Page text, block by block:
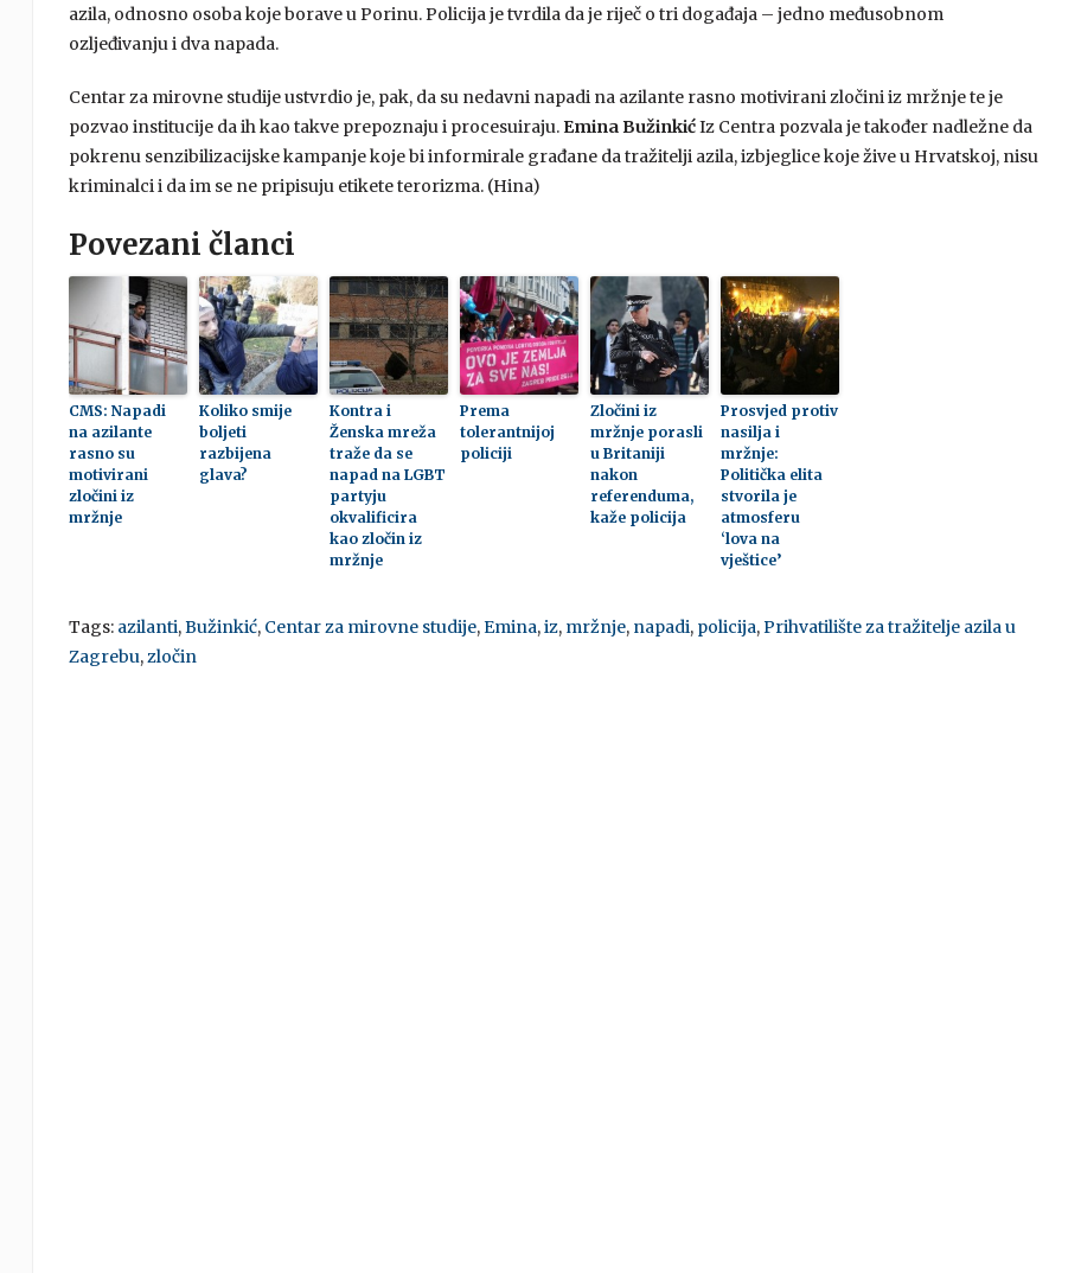
azila, odnosno osoba koje borave u Porinu. Policija je tvrdila da je riječ o tri događaja – jedno međusobnom
ozljeđivanju i dva napada.
Centar za mirovne studije ustvrdio je, pak, da su nedavni napadi na azilante rasno motivirani zločini iz mržnje te je
pozvao institucije da ih kao takve prepoznaju i procesuiraju. Emina BužinkićIz Centra pozvala je također nadležne da
pokrenu senzibilizacijske kampanje koje bi informirale građane da tražitelji azila, izbjeglice koje žive u Hrvatskoj, nisu
kriminalci i da im se ne pripisuju etikete terorizma. (Hina)
Povezani članci
CMS: Napadi
na azilante
rasno su
motivirani
zločini iz
mržnje
Koliko smije
boljeti
razbijena
glava?
Kontra i
Ženska mreža
traže da se
napad na LGBT
partyju
okvalificira
kao zločin iz
mržnje
Prema
tolerantnijoj
policiji
Zločini iz
mržnje porasli
u Britaniji
nakon
referenduma,
kaže policija
Prosvjed protiv
nasilja i
mržnje:
Politička elita
stvorila je
atmosferu
‘lova na
vještice’
Tags: azilanti,Bužinkić, Centar za mirovne studije,Emina,iz, mržnje, napadi, policija,Prihvatilište za tražitelje azila u
Zagrebu,zločin